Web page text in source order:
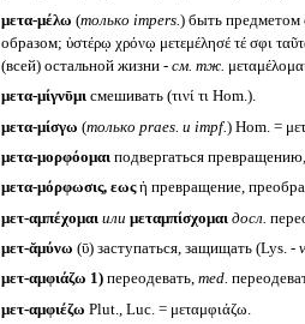
μετα-μέλω (только impers.) быть предметом
образом; ὑστέρῳ χρόνῳ μετεμέλησέ τέ σφι
(всей) остальной жизни - см. тж.
μετα-μίγνῡμι смешивать (τινί τι Hom.).
μετα-μίσγω (только praes. и impf.) Hom. =
μετα-μορφόομαι подвергаться
μετα-μόρφωσις, εωςἡ превращение,
μετ-αμπέχομαι или μεταμπίσχομαι досл.
μετ-ᾰμύνω (ῡ) заступаться, защищать (Lys. -
μετ-αμφιάζω 1)переодевать, med.
μετ-αμφιέζω Plut., Luc. = μεταμφιάζω.